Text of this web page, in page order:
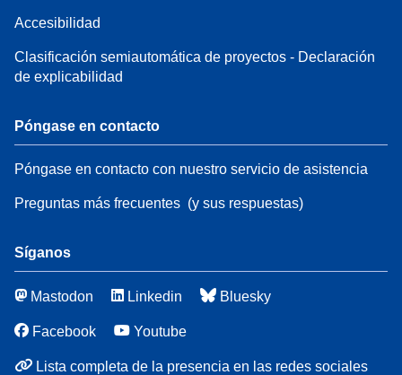
Accesibilidad
Clasificación semiautomática de proyectos - Declaración
de explicabilidad
Póngase en contacto
Póngase en contacto con nuestro servicio de asistencia
Preguntas más frecuentes (y sus respuestas)
Síganos
Mastodon Linkedin Bluesky
Facebook Youtube
Lista completa de la presencia en las redes sociales